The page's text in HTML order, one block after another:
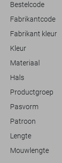
een luchtige
hem met een
het tijdloze
charme van
Bestelcode
Fabrikantcode
Fabrikant kleur
Kleur
Materiaal
Hals
Productgroep
Pasvorm
Patroon
Lengte
Mouwlengte